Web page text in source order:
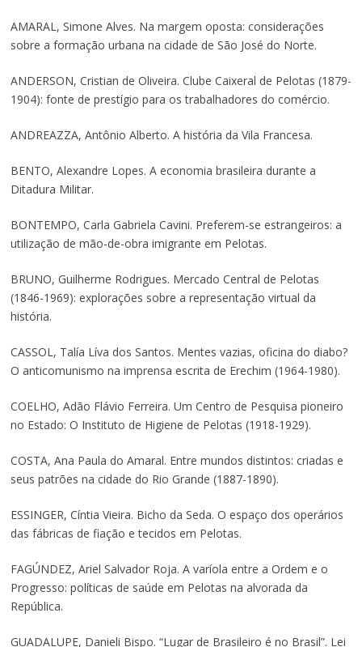
AMARAL, Simone Alves. Na margem oposta: considerações
sobre a formação urbana na cidade de São José do Norte.
ANDERSON, Cristian de Oliveira. Clube Caixeral de Pelotas (1879-
1904): fonte de prestígio para os trabalhadores do comércio.
ANDREAZZA, Antônio Alberto. A história da Vila Francesa.
BENTO, Alexandre Lopes. A economia brasileira durante a
Ditadura Militar.
BONTEMPO, Carla Gabriela Cavini. Preferem-se estrangeiros: a
utilização de mão-de-obra imigrante em Pelotas.
BRUNO, Guilherme Rodrigues. Mercado Central de Pelotas
(1846-1969): explorações sobre a representação virtual da
história.
CASSOL, Talía Líva dos Santos. Mentes vazias, oficina do diabo?
O anticomunismo na imprensa escrita de Erechim (1964-1980).
COELHO, Adão Flávio Ferreira. Um Centro de Pesquisa pioneiro
no Estado: O Instituto de Higiene de Pelotas (1918-1929).
COSTA, Ana Paula do Amaral. Entre mundos distintos: criadas e
seus patrões na cidade do Rio Grande (1887-1890).
ESSINGER, Cíntia Vieira. Bicho da Seda. O espaço dos operários
das fábricas de fiação e tecidos em Pelotas.
FAGÚNDEZ, Ariel Salvador Roja. A varíola entre a Ordem e o
Progresso: políticas de saúde em Pelotas na alvorada da
República.
GUADALUPE, Danieli Bispo. “Lugar de Brasileiro é no Brasil”. Lei